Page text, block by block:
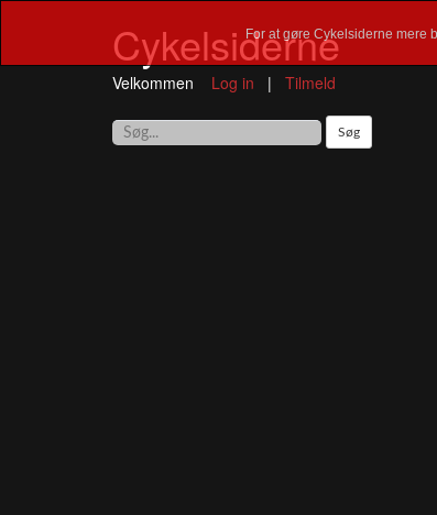
For at gøre Cykelsiderne mere
Cykelsiderne
Velkommen Log in | Tilmeld